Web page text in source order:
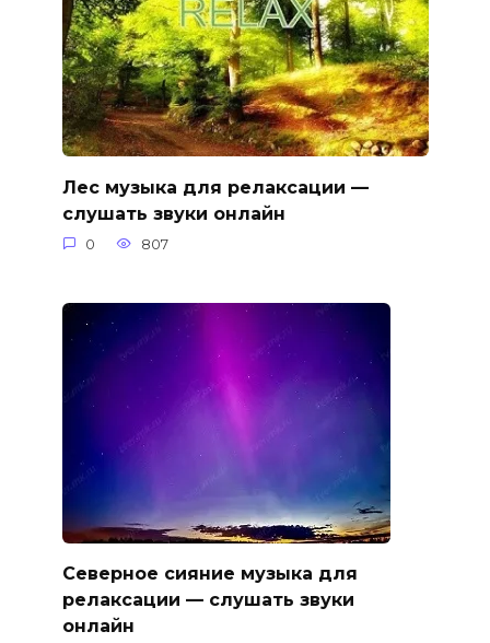
Лес музыка для релаксации —
слушать звуки онлайн
0 807
Северное сияние музыка для
релаксации — слушать звуки
онлайн